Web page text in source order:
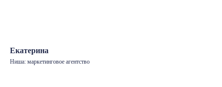
Екатерина
Ниша: маркетинговое агентство